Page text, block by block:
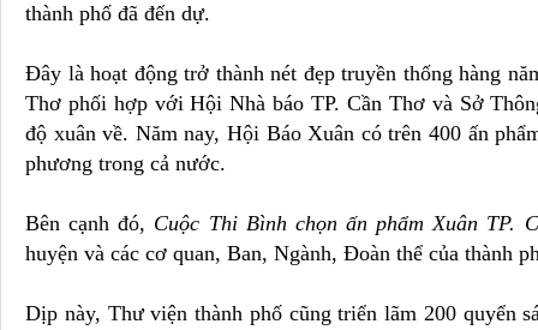
thành phố đã đến dự.
Đây là hoạt động trở thành nét đẹp truyền thống hàng
Thơ phối hợp với Hội Nhà báo TP. Cần Thơ và Sở
độ xuân về. Năm nay, Hội Báo Xuân có trên 400 ấn
phương trong cả nước.
Bên cạnh đó, Cuộc Thi Bình chọn ấn phẩm Xuân TP.
huyện và các cơ quan, Ban, Ngành, Đoàn thể của thành
Dịp này, Thư viện thành phố cũng triển lãm 200 quyển